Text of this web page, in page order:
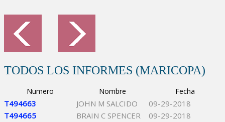
TODOS LOS INFORMES (MARICOPA)
Numero Nombre Fecha
T494663 JOHN M SALCIDO
09-29-2018
T494665
BRAIN C SPENCER
09-29-2018